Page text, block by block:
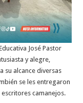
José Pastor
y alegre,
su alcance diversas
se les entregaron
camanejos.